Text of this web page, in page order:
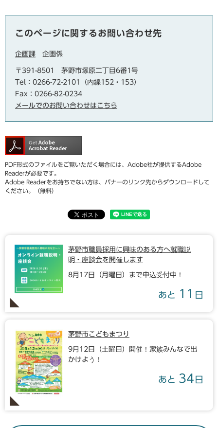
このページに関するお問い合わせ先
企画課 企画係
〒391-8501
茅野市塚原二丁目6番1号
Tel：0266-72-2101（内線152・153）
Fax：0266-82-0234
メールでのお問い合わせはこちら
PDF形式のファイルをご覧いただく場合には、Adobe社が提供するAdobe
Readerが必要です。
Adobe Readerをお持ちでない方は、バナーのリンク先からダウンロードして
ください。（無料）
茅野市職員採用に興味のある方へ就職説
明・座談会を開催します
8月17日（月曜日）まで申込受付中！
あと 11 日
茅野市こどもまつり
9月12日（土曜日）開催！家族みんなで出
かけよう！
あと 34 日